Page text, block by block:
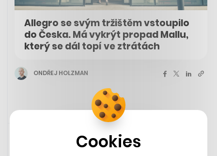
Allegro se svým tržištěm vstoupilo
do Česka. Má vykrýt propad Mallu,
který se dál topí ve ztrátách
ONDŘEJ HOLZMAN
Muž v Jižní Koreji otevřel při
Cookies